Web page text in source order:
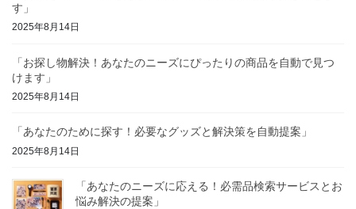
す」
2025年8月14日
「お探し物解決！あなたのニーズにぴったりの商品を自動で見つ
けます」
2025年8月14日
「あなたのために探す！必要なグッズと解決策を自動提案」
2025年8月14日
「あなたのニーズに応える！必需品検索サービスとお
悩み解決の提案」